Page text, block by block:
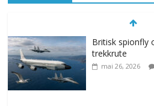
Britisk spionfly
trekkrute
mai 26, 2026